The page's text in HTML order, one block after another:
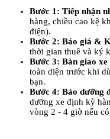
Bước 1: Tiếp nhận
hàng, chiều cao kệ
điện).
Bước 2: Báo giá &
thời gian thuê và ký
Bước 3: Bàn giao xe
toàn diện trước khi
bạn.
Bước 4: Bảo dưỡng
dưỡng xe định kỳ
vòng 2 - 4 giờ nếu